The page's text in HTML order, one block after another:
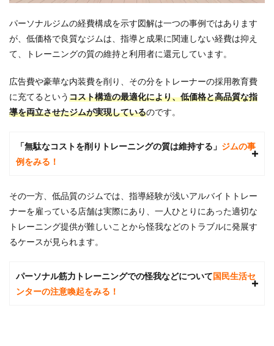
ムを
する
手順
レー
ニン
グプ
ラン
ら自
分に
ラン
を選
択す
る
2.3
金比
較の
パーソナルジムの経費構成を示す図解は一つの事例ではあります
が、低価格で良質なジムは、指導と成果に関連しない経費は抑え
て、トレーニングの質の維持と利用者に還元しています。
広告費や豪華な内装費を削り、その分をトレーナーの採用教育費
に充てるというコスト構造の最適化により、低価格と高品質な指
導を両立させたジムが実現しているのです。
「無駄なコストを削りトレーニングの質は維持する」 ジムの事
例をみる！
その一方、低品質のジムでは、指導経験が浅いアルバイトトレー
ナーを雇っている店舗は実際にあり、一人ひとりにあった適切な
トレーニング提供が難しいことから怪我などのトラブルに発展す
るケースが見られます。
パーソナル筋力トレーニングでの怪我などについて国民生活セ
ンターの注意喚起をみる！